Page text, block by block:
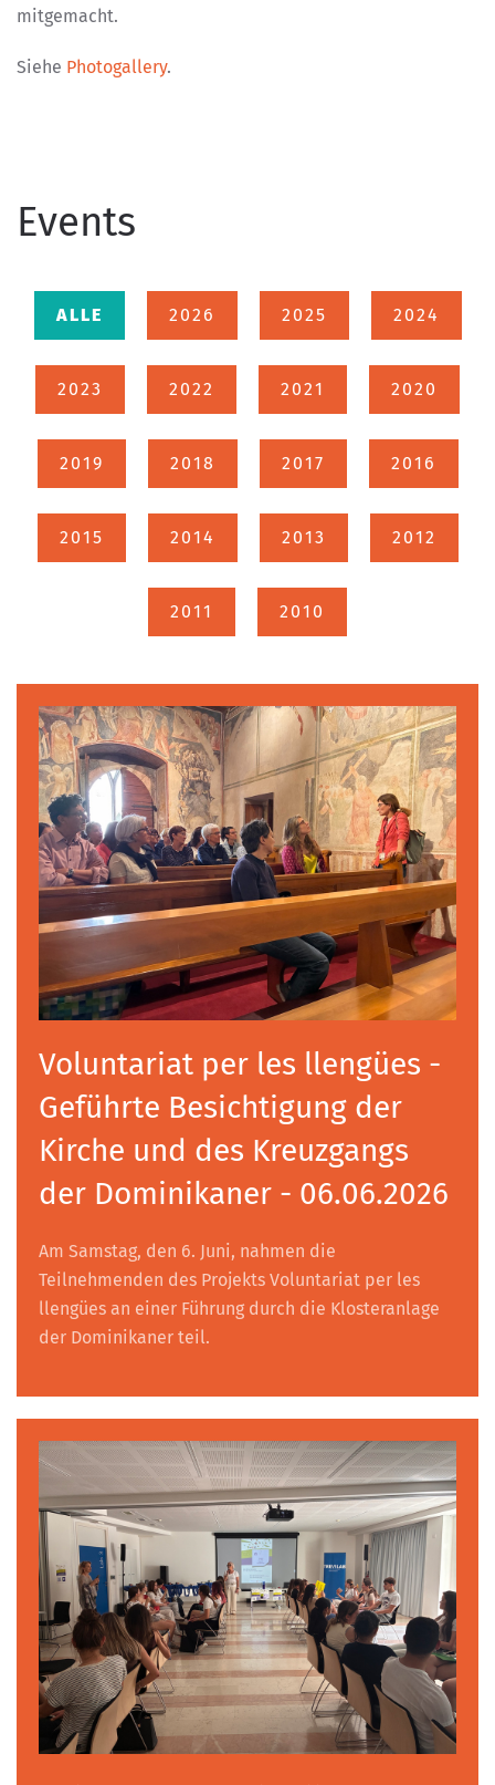
mitgemacht.
Siehe Photogallery.
Events
ALLE 2026 2025 2024
2023 2022 2021 2020
2019 2018 2017 2016
2015 2014 2013 2012
2011 2010
Voluntariat per les llengües -
Geführte Besichtigung der
Kirche und des Kreuzgangs
der Dominikaner - 06.06.2026
Am Samstag, den 6. Juni, nahmen die
Teilnehmenden des Projekts Voluntariat per les
llengües an einer Führung durch die Klosteranlage
der Dominikaner teil.